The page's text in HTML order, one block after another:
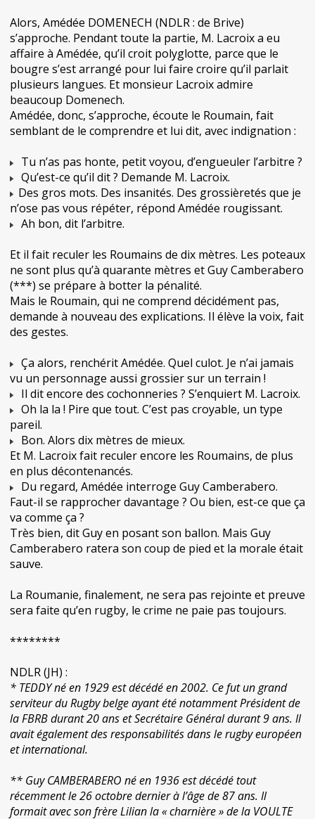
Alors, Amédée DOMENECH (NDLR : de Brive)
s’approche. Pendant toute la partie, M. Lacroix a eu
affaire à Amédée, qu’il croit polyglotte, parce que le
bougre s’est arrangé pour lui faire croire qu’il parlait
plusieurs langues. Et monsieur Lacroix admire
beaucoup Domenech.
Amédée, donc, s’approche, écoute le Roumain, fait
semblant de le comprendre et lui dit, avec indignation :
Tu n’as pas honte, petit voyou, d’engueuler l’arbitre ?
Qu’est-ce qu’il dit ? Demande M. Lacroix.
Des gros mots. Des insanités. Des grossièretés que je
n’ose pas vous répéter, répond Amédée rougissant.
Ah bon, dit l’arbitre.
Et il fait reculer les Roumains de dix mètres. Les poteaux
ne sont plus qu’à quarante mètres et Guy Camberabero
(***) se prépare à botter la pénalité.
Mais le Roumain, qui ne comprend décidément pas,
demande à nouveau des explications. Il élève la voix, fait
des gestes.
Ça alors, renchérit Amédée. Quel culot. Je n’ai jamais
vu un personnage aussi grossier sur un terrain !
Il dit encore des cochonneries ? S’enquiert M. Lacroix.
Oh la la ! Pire que tout. C’est pas croyable, un type
pareil.
Bon. Alors dix mètres de mieux.
Et M. Lacroix fait reculer encore les Roumains, de plus
en plus décontenancés.
Du regard, Amédée interroge Guy Camberabero.
Faut-il se rapprocher davantage ? Ou bien, est-ce que ça
va comme ça ?
Très bien, dit Guy en posant son ballon. Mais Guy
Camberabero ratera son coup de pied et la morale était
sauve.
La Roumanie, finalement, ne sera pas rejointe et preuve
sera faite qu’en rugby, le crime ne paie pas toujours.
********
NDLR (JH) :
* TEDDY né en 1929 est décédé en 2002. Ce fut un grand
serviteur du Rugby belge ayant été notamment Président de
la FBRB durant 20 ans et Secrétaire Général durant 9 ans. Il
avait également des responsabilités dans le rugby européen
et international.
** Guy CAMBERABERO né en 1936 est décédé tout
récemment le 26 octobre dernier à l’âge de 87 ans. Il
formait avec son frère Lilian la « charnière » de la VOULTE